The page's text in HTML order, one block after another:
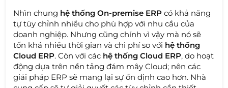
Nhìn chung hệ thống On-premise ERP có khả năng
tự tùy chỉnh nhiều cho phù hợp với nhu cầu của
doanh nghiệp. Nhưng cũng chính vì vậy mà nó sẽ
tốn khá nhiều thời gian và chi phí so với hệ thống
Cloud ERP. Còn với các hệ thống Cloud ERP, do hoạt
động dựa trên nền tảng đám mây Cloud; nên các
giải pháp ERP sẽ mang lại sự ổn định cao hơn. Nhà